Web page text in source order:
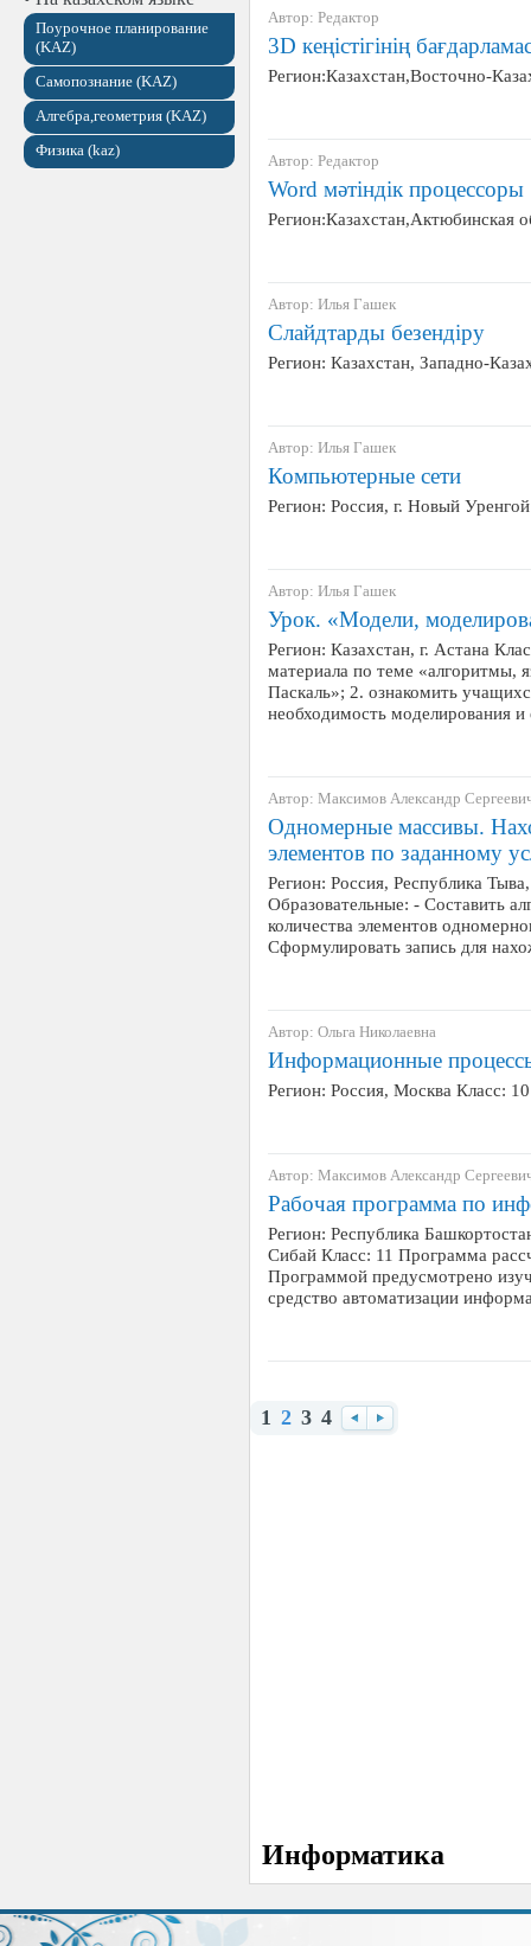
Поурочное планирование
(KAZ)
Самопознание (KAZ)
Алгебра,геометрия (KAZ)
Физика (kaz)
Автор: Редактор
3D кеңістігінің
Регион:Казахстан,Восточно-
Автор: Редактор
Word мәтіндік процессоры
Регион:Казахстан,Актюбинская
Автор: Илья Гашек
Слайдтарды безендіру
Регион: Казахстан, Западно-
Автор: Илья Гашек
Компьютерные сети
Регион: Россия, г. Новый
Автор: Илья Гашек
Урок. «Модели,
Регион: Казахстан, г. Астана
материала по теме «алгоритмы,
Паскаль»; 2. ознакомить
необходимость моделирования и
Автор: Максимов Александр
Одномерные массивы.
элементов по заданному
Регион: Россия, Республика
Образовательные: - Составить
количества элементов
Сформулировать запись для
Автор: Ольга Николаевна
Информационные
Регион: Россия, Москва Класс:
Автор: Максимов Александр
Рабочая программа по
Регион: Республика
Сибай Класс: 11 Программа
Программой предусмотрено
средство автоматизации
1 2 3 4
Информатика